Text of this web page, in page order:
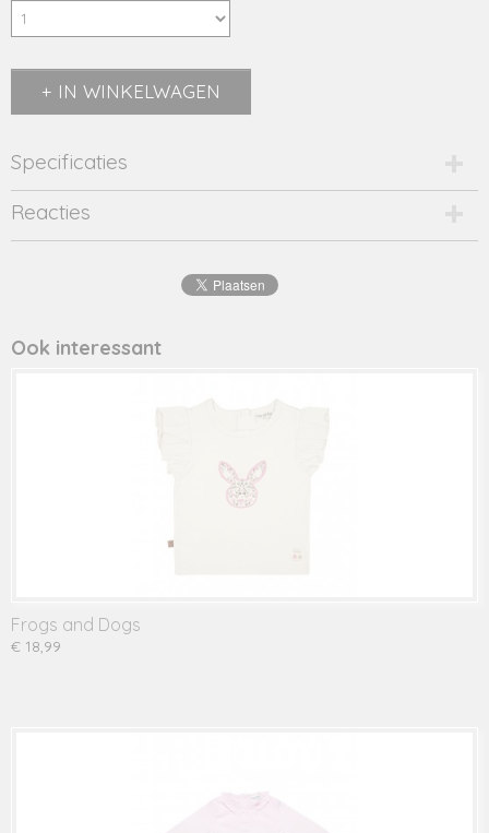
IN WINKELWAGEN
Specificaties
Productcode
24033005-20941
Reacties
Ook interessant
Frogs and Dogs
€ 18,99